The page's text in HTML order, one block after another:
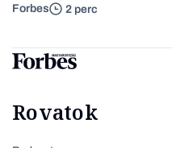
Forbes 2 perc
Rovatok